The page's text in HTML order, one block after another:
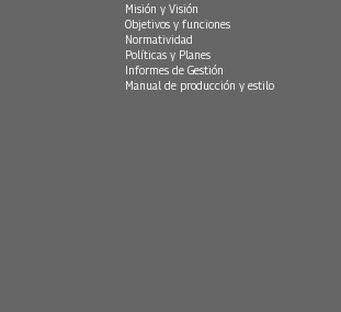
Misión y Visión
Objetivos y funciones
Normatividad
Políticas y Planes
Informes de Gestión
Manual de producción y estilo